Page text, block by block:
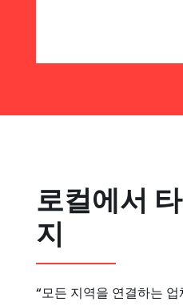
로컬에서
지
“모든 지역을 연결하는